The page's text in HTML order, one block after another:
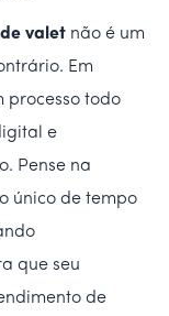
valet não é um
Em
processo todo
e
Pense na
único de tempo
que seu
de